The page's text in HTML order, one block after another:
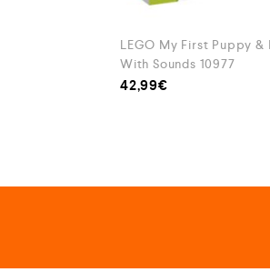
LEGO My First Puppy
With Sounds 10977
42,99€